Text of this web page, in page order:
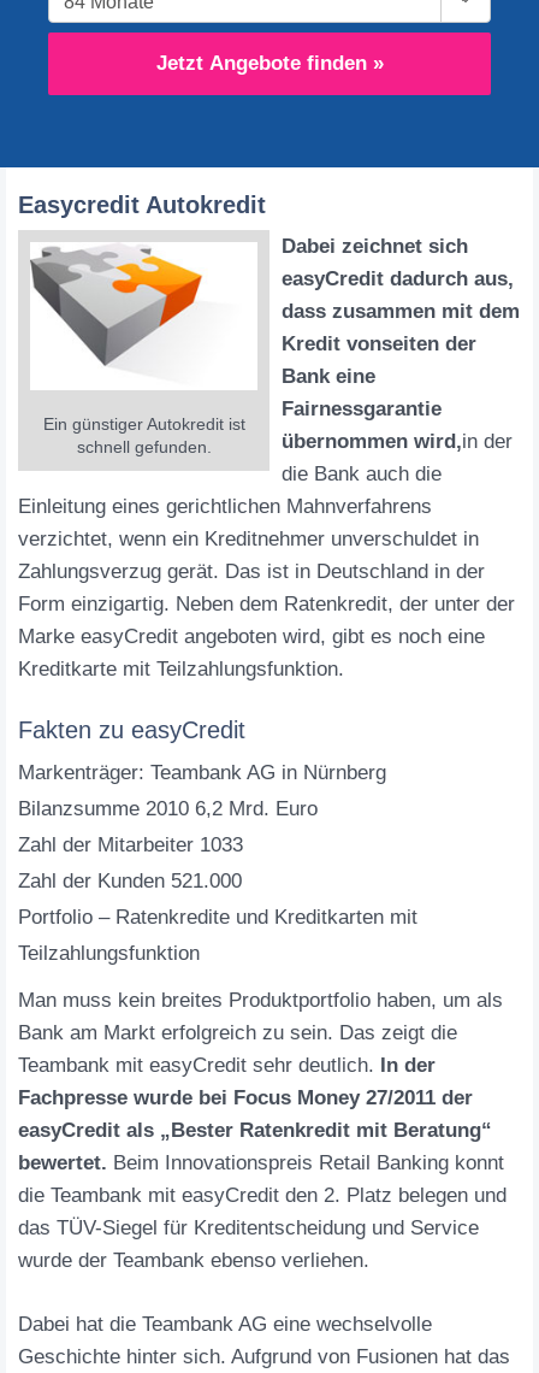
Jetzt Angebote finden »
Easycredit Autokredit
Ein günstiger Autokredit ist
schnell gefunden.
Dabei zeichnet sich
easyCredit dadurch aus,
dass zusammen mit dem
Kredit vonseiten der
Bank eine
Fairnessgarantie
übernommen wird,in der
die Bank auch die
Einleitung eines gerichtlichen Mahnverfahrens
verzichtet, wenn ein Kreditnehmer unverschuldet in
Zahlungsverzug gerät. Das ist in Deutschland in der
Form einzigartig. Neben dem Ratenkredit, der unter der
Marke easyCredit angeboten wird, gibt es noch eine
Kreditkarte mit Teilzahlungsfunktion.
Fakten zu easyCredit
Markenträger: Teambank AG in Nürnberg
Bilanzsumme 2010 6,2 Mrd. Euro
Zahl der Mitarbeiter 1033
Zahl der Kunden 521.000
Portfolio – Ratenkredite und Kreditkarten mit
Teilzahlungsfunktion
Man muss kein breites Produktportfolio haben, um als
Bank am Markt erfolgreich zu sein. Das zeigt die
Teambank mit easyCredit sehr deutlich. In der
Fachpresse wurde bei Focus Money 27/2011 der
easyCredit als „Bester Ratenkredit mit Beratung“
bewertet. Beim Innovationspreis Retail Banking konnt
die Teambank mit easyCredit den 2. Platz belegen und
das TÜV-Siegel für Kreditentscheidung und Service
wurde der Teambank ebenso verliehen.
Dabei hat die Teambank AG eine wechselvolle
Geschichte hinter sich. Aufgrund von Fusionen hat das